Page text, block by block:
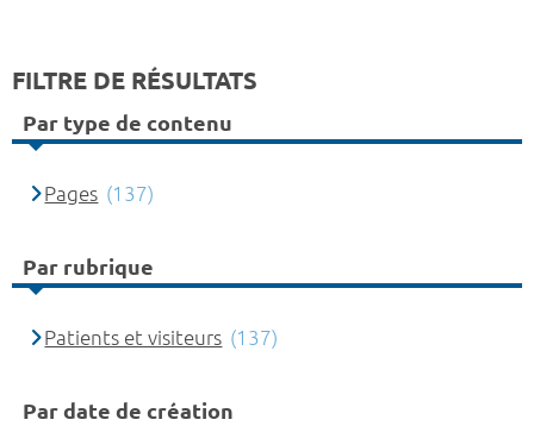
FILTRE DE RÉSULTATS
Par type de contenu
Pages (137)
Par rubrique
Patients et visiteurs (137)
Par date de création